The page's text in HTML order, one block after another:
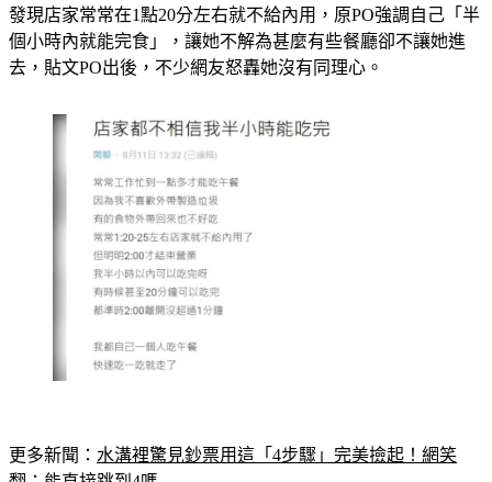
個小時內就能完食」，讓她不解為甚麼有些餐廳卻不讓她進
去，貼文PO出後，不少網友怒轟她沒有同理心。
翻：能直接跳到4嗎